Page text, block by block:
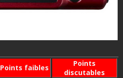
Points faibles
Points
discutables